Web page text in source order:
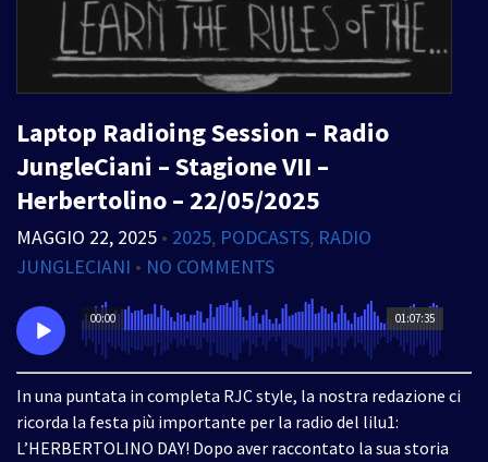
Laptop Radioing Session – Radio
JungleCiani – Stagione VII –
Herbertolino – 22/05/2025
MAGGIO 22, 2025 • 2025, PODCASTS, RADIO
JUNGLECIANI • NO COMMENTS
01:07:35
00:00
In una puntata in completa RJC style, la nostra redazione ci
ricorda la festa più importante per la radio del lilu1:
L’HERBERTOLINO DAY! Dopo aver raccontato la sua storia